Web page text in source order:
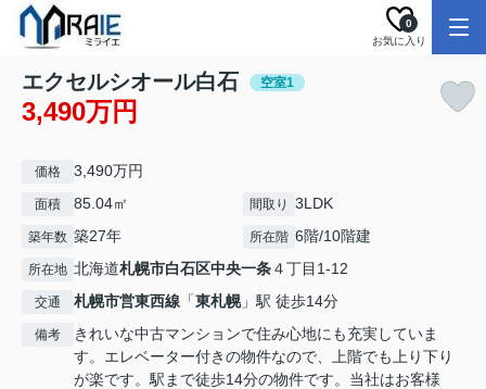
お気に入り
0
エクセルシオール白石 空室1
3,490万円
価格 3,490万円
面積 85.04㎡ 間取り 3LDK
築年数 築27年 所在階 6階/10階建
所在地 北海道札幌市白石区中央一条４丁目1-12
交通 札幌市営東西線 「東札幌」駅 徒歩14分
備考
きれいな中古マンションで住み心地にも充実していま
す。エレベーター付きの物件なので、上階でも上り下り
が楽です。駅まで徒歩14分の物件です。当社はお客様